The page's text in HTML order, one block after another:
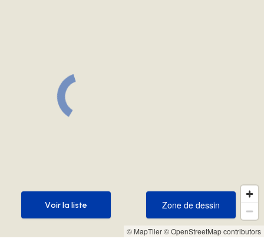
© MapTiler© OpenStreetMap contributors
Zone de dessin
Zone de dessin
Voir la liste
Voir la liste